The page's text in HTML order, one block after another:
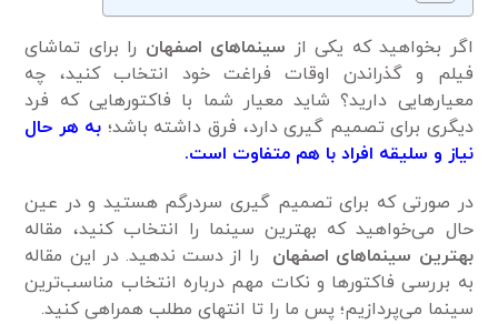
اگر بخواهید که یکی از سینماهای اصفهان را برای تماشای
فیلم و گذراندن اوقات فراغت خود انتخاب کنید، چه
معیارهایی دارید؟ شاید معیار شما با فاکتورهایی که فرد
دیگری برای تصمیم گیری دارد، فرق داشته باشد؛ به هر حال
نیاز و سلیقه افراد با هم متفاوت است.
در صورتی که برای تصمیم گیری سردرگم هستید و در عین
حال می‌خواهید که بهترین سینما را انتخاب کنید، مقاله
بهترین سینماهای اصفهان
را از دست ندهید. در این مقاله
به بررسی فاکتورها و نکات مهم درباره انتخاب مناسب‌ترین
سینما می‌پردازیم؛ پس ما را تا انتهای مطلب همراهی کنید.